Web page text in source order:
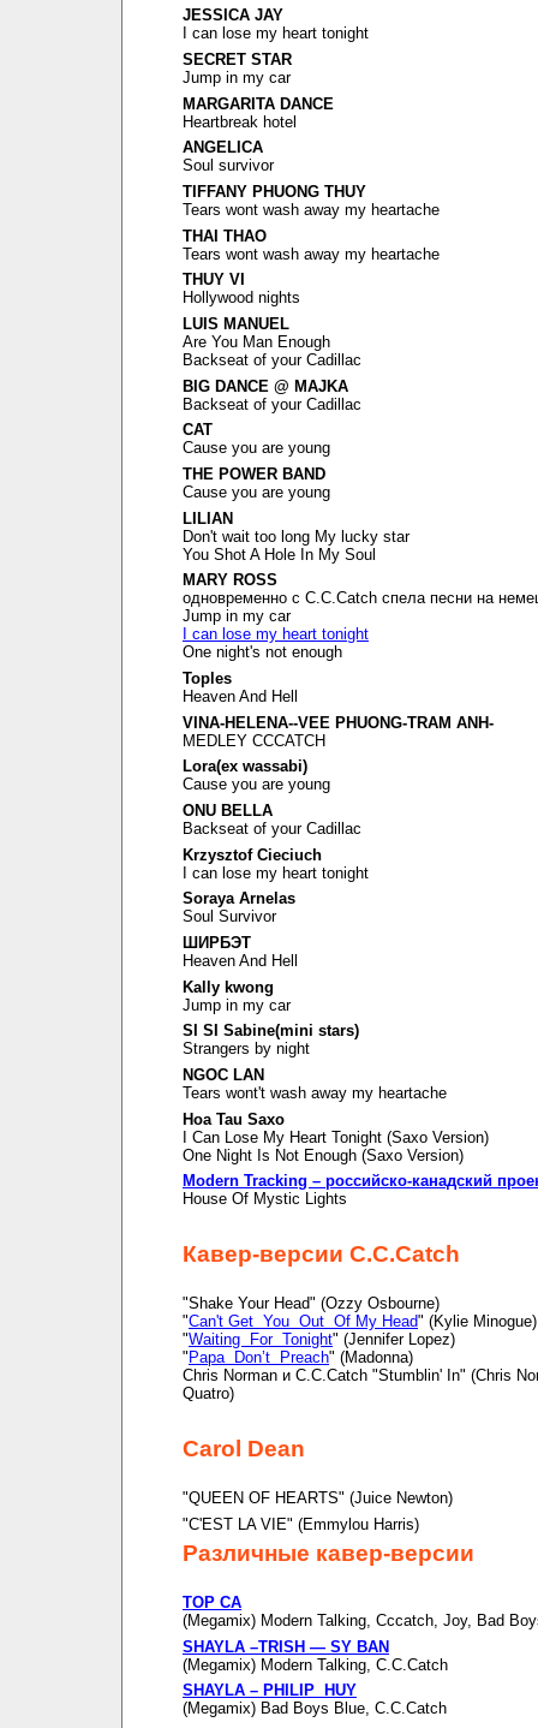
JESSICA JAY
I can lose my heart tonight
SECRET STAR
Jump in my car
MARGARITA DANCE
Heartbreak hotel
ANGELICA
Soul survivor
TIFFANY PHUONG THUY
Tears wont wash away my heartache
THAI THAO
Tears wont wash away my heartache
THUY VI
Hollywood nights
LUIS MANUEL
Are You Man Enough
Backseat of your Cadillac
BIG DANCE @ MAJKA
Backseat of your Cadillac
CAT
Cause you are young
THE POWER BAND
Cause you are young
LILIAN
Don't wait too long My lucky star
You Shot A Hole In My Soul
MARY ROSS
одновременно с C.C.Catch спела песни на
Jump in my car
I can lose my heart tonight
One night's not enough
Toples
Heaven And Hell
VINA-HELENA--VEE PHUONG-TRAM ANH-
MEDLEY CCCATCH
Lora(ex wassabi)
Cause you are young
ONU BELLA
Backseat of your Cadillac
Krzysztof Cieciuch
I can lose my heart tonight
Soraya Arnelas
Soul Survivor
ШИРБЭТ
Heaven And Hell
Kally kwong
Jump in my car
SI SI Sabine(mini stars)
Strangers by night
NGOC LAN
Tears wont't wash away my heartache
Hoa Tau Saxo
I Can Lose My Heart Tonight (Saxo Version)
One Night Is Not Enough (Saxo Version)
Modern Tracking – российско-канадский
House Of Mystic Lights
Кавер-версии C.C.Catch
"Shake Your Head" (Ozzy Osbourne)
"Can't Get You Out Of My Head" (Kylie Minogue)
"Waiting For Tonight" (Jennifer Lopez)
" Papa Don’t Preach" (Madonna)
Chris Norman и C.C.Catch "Stumblin' In" (Chris
Quatro)
Carol Dean
"QUEEN OF HEARTS" (Juice Newton)
"C'EST LA VIE" (Emmylou Harris)
Различные кавер-версии
TOP CA
(Megamix) Modern Talking, Cccatch, Joy, Bad
SHAYLA –TRISH — SY BAN
(Megamix) Modern Talking, C.C.Catch
SHAYLA – PHILIP HUY
(Megamix) Bad Boys Blue, C.C.Catch